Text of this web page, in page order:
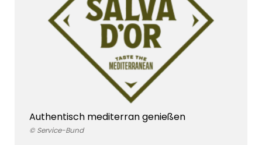
Authentisch mediterran genießen
© Service-Bund